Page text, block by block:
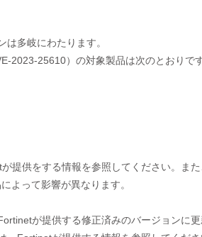
多岐にわたります。
2023-25610）の対象製品は次のとおりです
提供をする情報を参照してください。また
よって影響が異なります。
が提供する修正済みのバージョンに